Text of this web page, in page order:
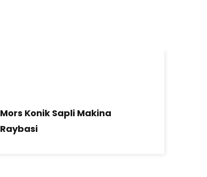
Mors Konik Sapli Makina
Raybasi